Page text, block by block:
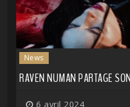
News
RAVEN NUMAN PARTAGE
6 avril 2024